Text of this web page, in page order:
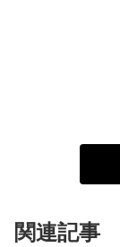
関連記事